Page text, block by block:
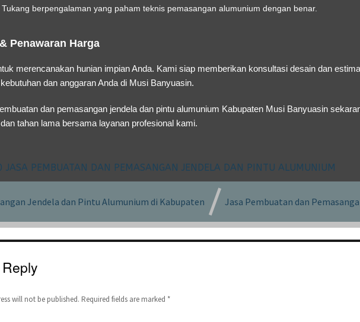
Tukang berpengalaman yang paham teknis pemasangan alumunium dengan benar.
Penawaran Harga
merencanakan hunian impian Anda. Kami siap memberikan konsultasi desain dan
dan anggaran Anda di Musi Banyuasin.
dan pemasangan jendela dan pintu alumunium Kabupaten Musi Banyuasin
tahan lama bersama layanan profesional kami.
JASA PEMBUATAN DAN PEMASANGAN JENDELA DAN PINTU ALUMUNIUM
Jendela dan Pintu Alumunium di Kabupaten
Jasa Pembuatan dan
will not be published. Required fields are marked *